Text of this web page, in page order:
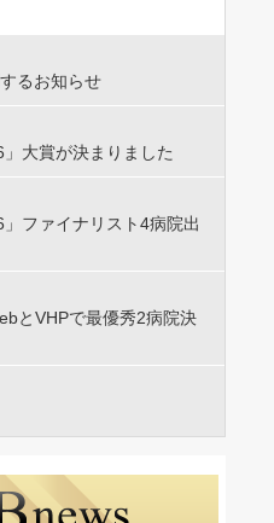
るお知らせ
」大賞が決まりました
」ファイナリスト4病院出
とVHPで最優秀2病院決